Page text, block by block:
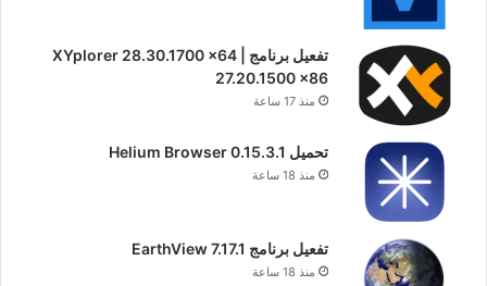
تفعيل برنامج XYplorer 28.30.1700 x64 |
27.20.1500 x86
منذ 17 ساعة
تحميل Helium Browser 0.15.3.1
منذ 18 ساعة
تفعيل برنامج EarthView 7.17.1
منذ 18 ساعة